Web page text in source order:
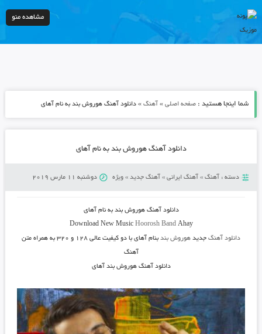
مشاهده منو
شما اینجا هستید : صفحه اصلی» آهنگ» دانلود آهنگ هوروش بند به نام آهای
دانلود آهنگ هوروش بند به نام آهای
دسته : آهنگ» آهنگ ایرانی» آهنگ جدید» ویژه دوشنبه 11 مارس 2019
دانلود آهنگ هوروش بند به نام آهای
Download New Music Hoorosh BandAhay
دانلود آهنگجدید هوروش بندبنام آهای
با دو کیفیت عالی ۱۲۸ و ۳۲۰ به همراه متن
آهنگ
دانلود آهنگ هوروش بند آهای